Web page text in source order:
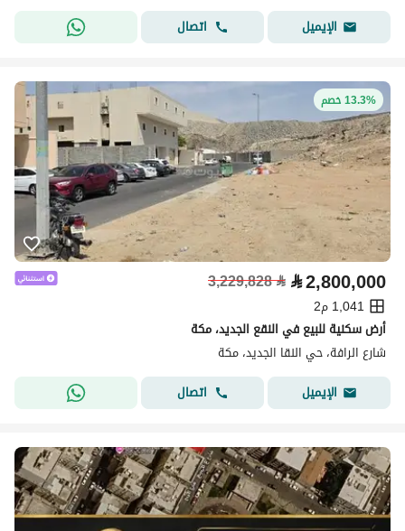
الإيميل
اتصال
13.3% خصم
⃁2,800,000
⃁
3,229,828
1,041 م2
أرض سكنية للبيع في النقع الجديد، مكة
شارع الرافة، حي النقا الجديد، مكة
الإيميل
اتصال